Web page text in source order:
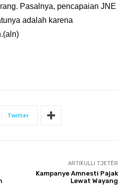
Pasalnya, pencapaian JNE
adalah karena
Twitter
ARTIKULLI TJETËR
Kampanye Amnesti Pajak
Lewat Wayang